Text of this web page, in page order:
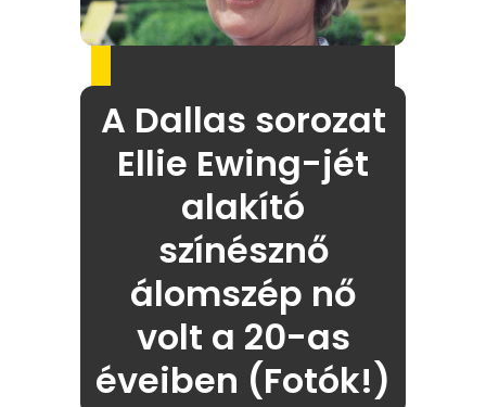
A Dallas sorozat
Ellie Ewing-jét
alakító
színésznő
álomszép nő
volt a 20-as
éveiben (Fotók!)